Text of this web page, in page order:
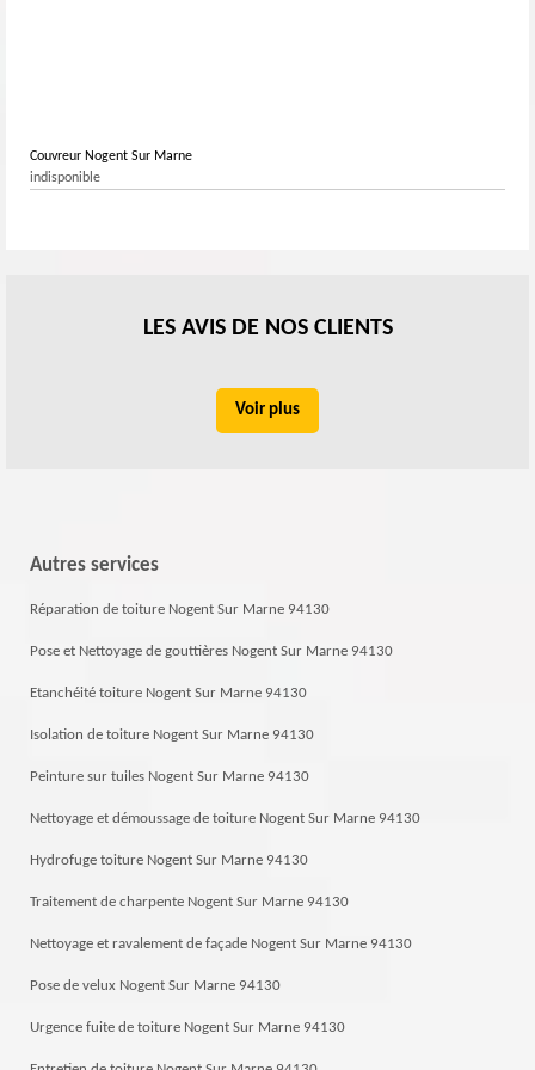
Couvreur Nogent Sur Marne
indisponible
LES AVIS DE NOS CLIENTS
Voir plus
Autres services
Réparation de toiture Nogent Sur Marne 94130
Pose et Nettoyage de gouttières Nogent Sur Marne 94130
Etanchéité toiture Nogent Sur Marne 94130
Isolation de toiture Nogent Sur Marne 94130
Peinture sur tuiles Nogent Sur Marne 94130
Nettoyage et démoussage de toiture Nogent Sur Marne 94130
Hydrofuge toiture Nogent Sur Marne 94130
Traitement de charpente Nogent Sur Marne 94130
Nettoyage et ravalement de façade Nogent Sur Marne 94130
Pose de velux Nogent Sur Marne 94130
Urgence fuite de toiture Nogent Sur Marne 94130